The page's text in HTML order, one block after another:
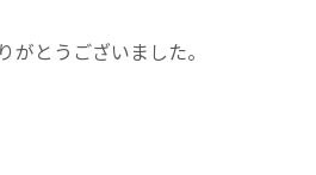
ございました。